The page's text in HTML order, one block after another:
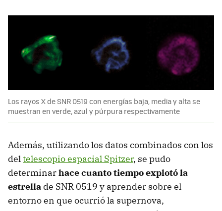
Los rayos X de SNR 0519 con energías baja, media y alta se
muestran en verde, azul y púrpura respectivamente
Además, utilizando los datos combinados con los
del telescopio espacial Spitzer, se pudo
determinarhace cuanto tiempo explotó la
estrella de SNR 0519 y aprender sobre el
entorno en que ocurrió la supernova,